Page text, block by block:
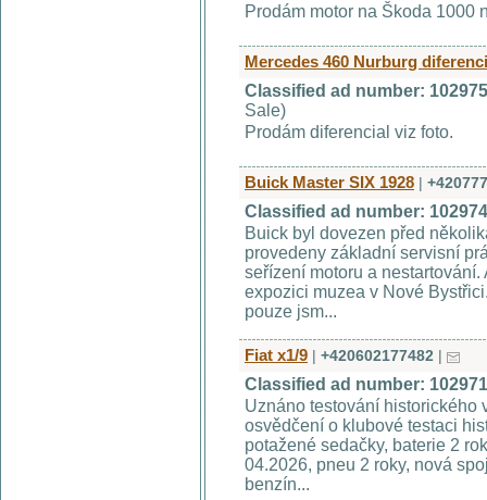
Prodám motor na Škoda 1000
Mercedes 460 Nurburg
Classified ad number:
Sale)
Prodám diferencial viz foto.
Buick Master SIX 1928 |
Classified ad number:
Buick byl dovezen před
provedeny základní servisní
seřízení motoru a
expozici muzea v Nové
pouze jsm...
Fiat x1/9 | +420602177482 |
Classified ad number:
Uznáno testování historického
osvědčení o klubové testaci
potažené sedačky, baterie 2
04.2026, pneu 2 roky, nová
benzín...